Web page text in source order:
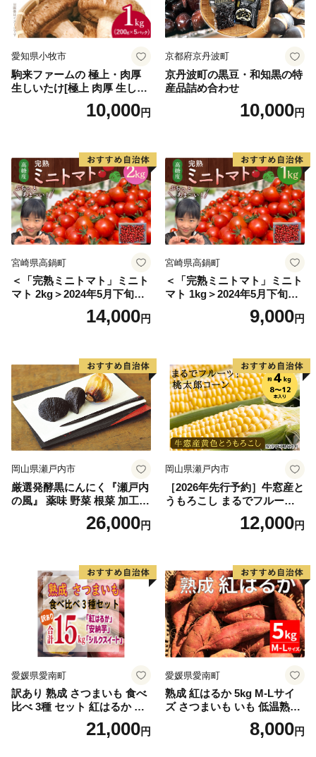
愛知県小牧市
駒来ファームの 極上・肉厚
生しいたけ[極上 肉厚 生しい
たけ 生シイタケ 生椎茸 安心
安全 国産 採れたて 新鮮 きの
10,000円
京都府京丹波町
京丹波町の黒豆・和知黒の特
産品詰め合わせ
10,000円
宮崎県高鍋町
＜「完熟ミニトマト」ミニト
マト 2kg＞2024年5月下旬迄
に順次出荷 野菜ソムリエサ
ミット アルル・リリカ共に
県 高鍋町産 産地直送 有機肥
料使用 高糖度 西森農園
14,000円
宮崎県高鍋町
＜「完熟ミニトマト」ミニト
マト 1kg＞2024年5月下旬迄
に順次出荷 野菜ソムリエサ
ミット アルル・リリカ共に
県 高鍋町産 産地直送 有機肥
料使用 高糖度 西森農園
9,000円
岡山県瀬戸内市
厳選発酵黒にんにく『瀬戸内
の風』 薬味 野菜 根菜 加工食
26,000円
岡山県瀬戸内市
［2026年先行予約］牛窓産と
うもろこし まるでフルー
ツ！最高糖度25度超え 生で
甘い、茹でて美味い！ 黄色
野菜
12,000円
愛媛県愛南町
訳あり 熟成 さつまいも 食べ
比べ 3種 セット 紅はるか 安
納芋 シルクスイート 合計 15
kg サイズ混合 サツマイモ 焼
21,000円
愛媛県愛南町
熟成 紅はるか 5kg M-Lサイ
ズ さつまいも いも 低温熟成
完全熟成収穫 甘い 糖度 焼き
芋 やきいも スイートポテト
8,000円